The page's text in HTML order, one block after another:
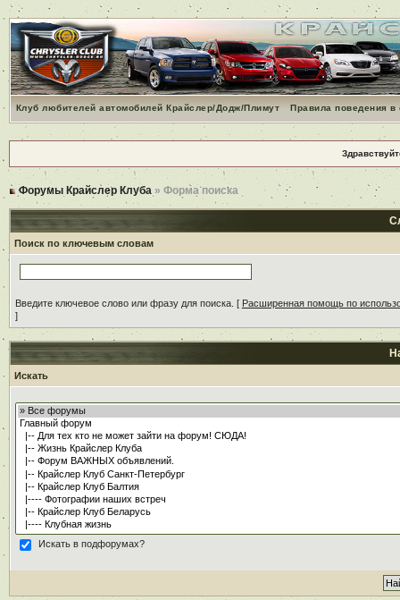
Клуб любителей автомобилей Крайслер/Додж/Плимут Правила поведения
Форумы Крайслер Клуба » Форма поиска
Поиск по ключевым словам
Введите ключевое слово или фразу для поиска. [ Расширенная помощь по
]
Искать
Искать в подфорумах?